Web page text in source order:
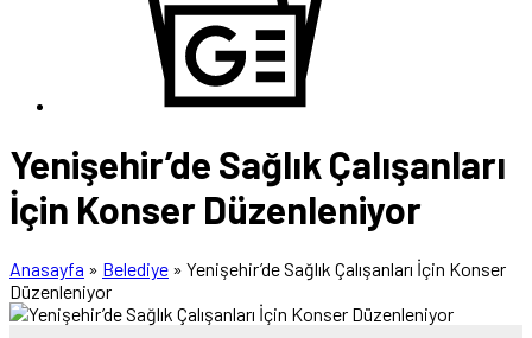
Yenişehir’de Sağlık Çalışanları
İçin Konser Düzenleniyor
Anasayfa » Belediye » Yenişehir’de Sağlık Çalışanları İçin Konser
Düzenleniyor